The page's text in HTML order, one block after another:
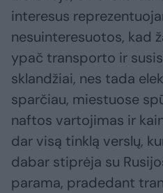
interesus
nesuinteresuotos, kad
ypač transporto ir
sklandžiai, nes tada
sparčiau, miestuose
naftos vartojimas ir
dar visą tinklą verslų,
dabar stiprėja su
parama, pradedant